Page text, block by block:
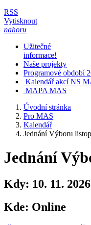
RSS
Vytisknout
nahoru
Užitečné
informace!
Naše projekty
Programové období
Kalendář akcí NS
MAPA MAS
Úvodní stránka
Pro MAS
Kalendář
Jednání Výboru
Jednání
Kdy: 10. 11.
Kde: Online